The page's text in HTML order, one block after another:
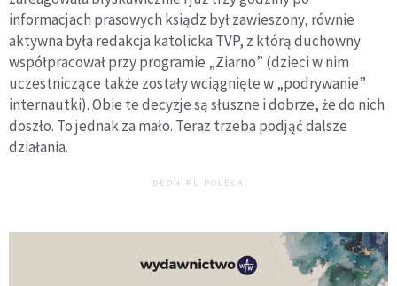
informacjach prasowych ksiądz był zawieszony, równie
aktywna była redakcja katolicka TVP, z którą duchowny
współpracował przy programie „Ziarno” (dzieci w nim
uczestniczące także zostały wciągnięte w „podrywanie”
internautki). Obie te decyzje są słuszne i dobrze, że do nich
doszło. To jednak za mało. Teraz trzeba podjąć dalsze
działania.
DEON.PL POLECA